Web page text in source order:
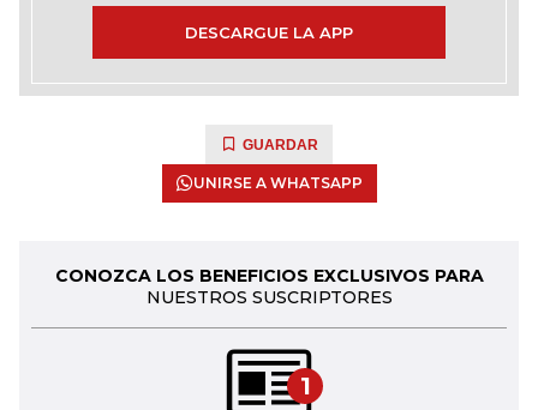
DESCARGUE LA APP
GUARDAR
UNIRSE A WHATSAPP
CONOZCA LOS BENEFICIOS EXCLUSIVOS PARA
NUESTROS SUSCRIPTORES
1